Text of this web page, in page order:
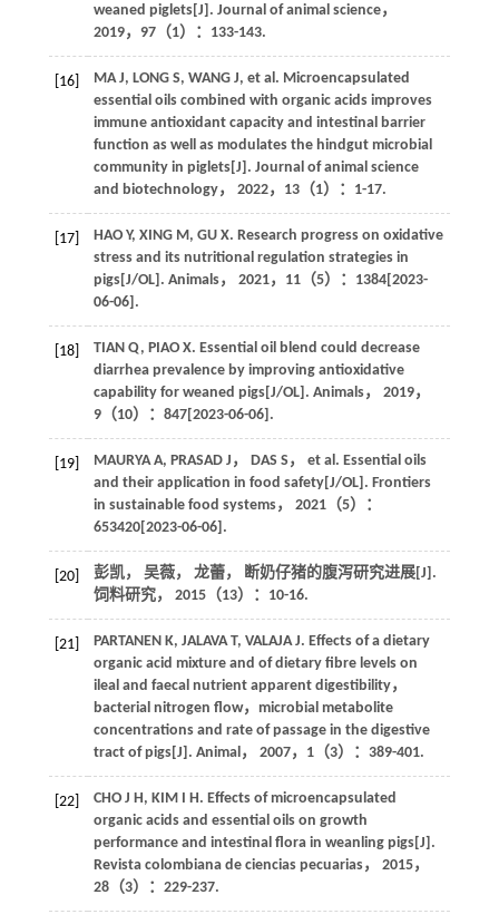
weaned piglets[J]. Journal of animal science，
2019， 97（1）：133-143.
[16] MA J, LONG S, WANG J, et al. Microencapsulated
essential oils combined with organic acids improves
immune antioxidant capacity and intestinal barrier
function as well as modulates the hindgut microbial
community in piglets[J]. Journal of animal science
and biotechnology， 2022， 13（1）：1-17.
[17] HAO Y, XING M, GU X. Research progress on oxidative
stress and its nutritional regulation strategies in
pigs[J/OL]. Animals， 2021， 11（5）：1384[2023-
06-06].
[18] TIAN Q, PIAO X. Essential oil blend could decrease
diarrhea prevalence by improving antioxidative
capability for weaned pigs[J/OL]. Animals， 2019，
9（10）：847[2023-06-06].
[19] MAURYA A, PRASAD J ， DAS S ， et al. Essential oils
and their application in food safety[J/OL]. Frontiers
in sustainable food systems， 2021（5）：
653420[2023-06-06].
[20]
彭凯， 吴薇， 龙蕾， 断奶仔猪的腹泻研究进展[J].
饲料研究， 2015（13）：10-16.
[21] PARTANEN K, JALAVA T, VALAJA J. Effects of a dietary
organic acid mixture and of dietary fibre levels on
ileal and faecal nutrient apparent digestibility，
bacterial nitrogen flow，microbial metabolite
concentrations and rate of passage in the digestive
tract of pigs[J]. Animal， 2007， 1（3）：389-401.
[22] CHO J H, KIM I H. Effects of microencapsulated
organic acids and essential oils on growth
performance and intestinal flora in weanling pigs[J].
Revista colombiana de ciencias pecuarias， 2015，
28（3）：229-237.